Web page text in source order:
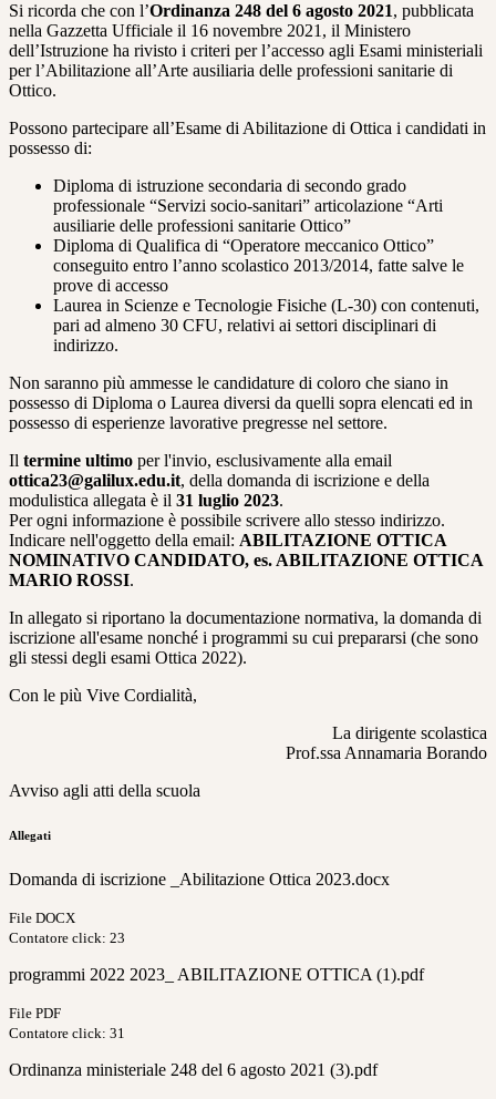
Si ricorda che con l’Ordinanza 248 del 6 agosto 2021, pubblicata
nella Gazzetta Ufficiale il 16 novembre 2021, il Ministero
dell’Istruzione ha rivisto i criteri per l’accesso agli Esami ministeriali
per l’Abilitazione all’Arte ausiliaria delle professioni sanitarie di
Ottico.
Possono partecipare all’Esame di Abilitazione di Ottica i candidati in
possesso di:
Diploma di istruzione secondaria di secondo grado
professionale “Servizi socio-sanitari” articolazione “Arti
ausiliarie delle professioni sanitarie Ottico”
Diploma di Qualifica di “Operatore meccanico Ottico”
conseguito entro l’anno scolastico 2013/2014, fatte salve le
prove di accesso
Laurea in Scienze e Tecnologie Fisiche (L-30) con contenuti,
pari ad almeno 30 CFU, relativi ai settori disciplinari di
indirizzo.
Non saranno più ammesse le candidature di coloro che siano in
possesso di Diploma o Laurea diversi da quelli sopra elencati ed in
possesso di esperienze lavorative pregresse nel settore.
Il termine ultimo per l'invio, esclusivamente alla email
ottica23@galilux.edu.it, della domanda di iscrizione e della
modulistica allegata è il 31 luglio 2023.
Per ogni informazione è possibile scrivere allo stesso indirizzo.
Indicare nell'oggetto della email: ABILITAZIONE OTTICA
NOMINATIVO CANDIDATO, es. ABILITAZIONE OTTICA
MARIO ROSSI.
In allegato si riportano la documentazione normativa, la domanda di
iscrizione all'esame nonché i programmi su cui prepararsi (che sono
gli stessi degli esami Ottica 2022).
Con le più Vive Cordialità,
La dirigente scolastica
Prof.ssa Annamaria Borando
Avviso agli atti della scuola
Allegati
Domanda di iscrizione _Abilitazione Ottica 2023.docx
File DOCX
Contatore click: 23
programmi 2022 2023_ ABILITAZIONE OTTICA (1).pdf
File PDF
Contatore click: 31
Ordinanza ministeriale 248 del 6 agosto 2021 (3).pdf